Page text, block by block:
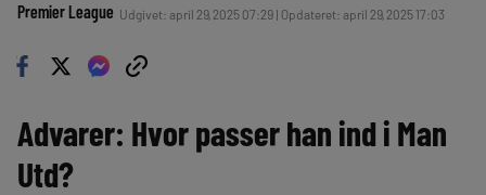
Premier League Udgivet: april 29, 2025 07:29 | Opdateret: april 29, 2025 17:03
Advarer: Hvor passer han ind i Man
Utd?